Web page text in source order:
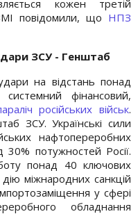
кожен третій
повідомили, що НПЗ
ЗСУ - Генштаб
на відстань понад
фінансовий,
російських військ.
ЗСУ. Українські сили
нафтопереробних
30% потужностей Росії.
понад 40 ключових
міжнародних санкцій
у сфері
обладнання